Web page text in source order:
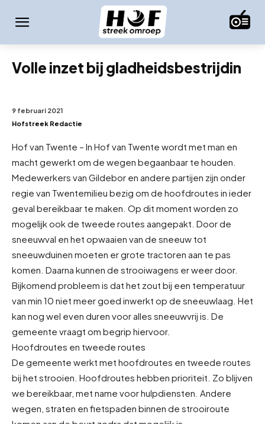
Volle inzet bij gladheidsbestrijdin
9 februari 2021
Hofstreek Redactie
Hof van Twente – In Hof van Twente wordt met man en
macht gewerkt om de wegen begaanbaar te houden.
Medewerkers van Gildebor en andere partijen zijn onder
regie van Twentemilieu bezig om de hoofdroutes in ieder
geval bereikbaar te maken. Op dit moment worden zo
mogelijk ook de tweede routes aangepakt. Door de
sneeuwval en het opwaaien van de sneeuw tot
sneeuwduinen moeten er grote tractoren aan te pas
komen. Daarna kunnen de strooiwagens er weer door.
Bijkomend probleem is dat het zout bij een temperatuur
van min 10 niet meer goed inwerkt op de sneeuwlaag. Het
kan nog wel even duren voor alles sneeuwvrij is. De
gemeente vraagt om begrip hiervoor.
Hoofdroutes en tweede routes
De gemeente werkt met hoofdroutes en tweede routes
bij het strooien. Hoofdroutes hebben prioriteit. Zo blijven
we bereikbaar, met name voor hulpdiensten. Andere
wegen, straten en fietspaden binnen de strooiroute